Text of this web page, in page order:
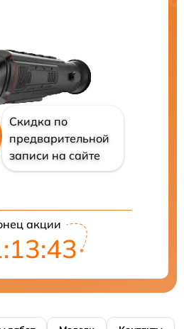
Скидка по
предварительной
записи на сайте
акции